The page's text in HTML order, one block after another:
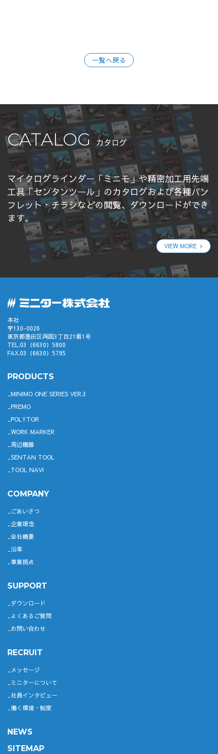
一覧へ戻る
CATALOG カタログ
マイクログラインダー「ミニモ」や精密加工用先端
工具「センタンツール」のカタログおよび各種パン
フレット・チラシなどの閲覧、ダウンロードができ
ます。
VIEW MORE
本社
〒130-0026
東京都墨田区両国3丁目21番1号
TEL.03（6630）5800
FAX.03（6630）5795
PRODUCTS
MINIMO ONE SERIES VER.3
PREMO
POLYTOR
WORK MARKER
周辺機器
SENTAN TOOL
TOOL NAVI
COMPANY
ごあいさつ
企業理念
会社概要
沿革
事業拠点
SUPPORT
ダウンロード
よくあるご質問
お問い合わせ
RECRUIT
メッセージ
ミニターについて
社員インタビュー
働く環境・制度
NEWS
SITEMAP